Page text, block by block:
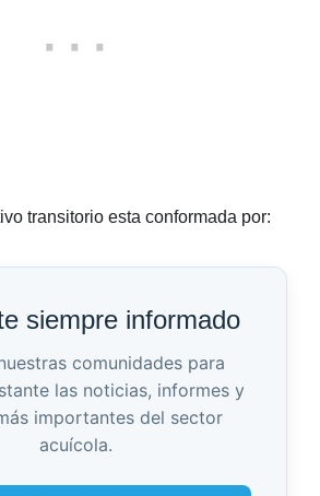
transitorio esta conformada por:
siempre informado
comunidades para
las noticias, informes y
importantes del sector
acuícola.